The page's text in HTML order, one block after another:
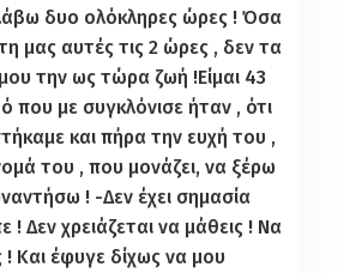
δυο ολόκληρες ώρες ! Όσα
μας αυτές τις 2 ώρες , δεν τα
την ως τώρα ζωή !Είμαι 43
που με συγκλόνισε ήταν , ότι
και πήρα την ευχή του ,
του , που μονάζει, να ξέρω
! -Δεν έχει σημασία
! Δεν χρειάζεται να μάθεις ! Να
! Και έφυγε δίχως να μου